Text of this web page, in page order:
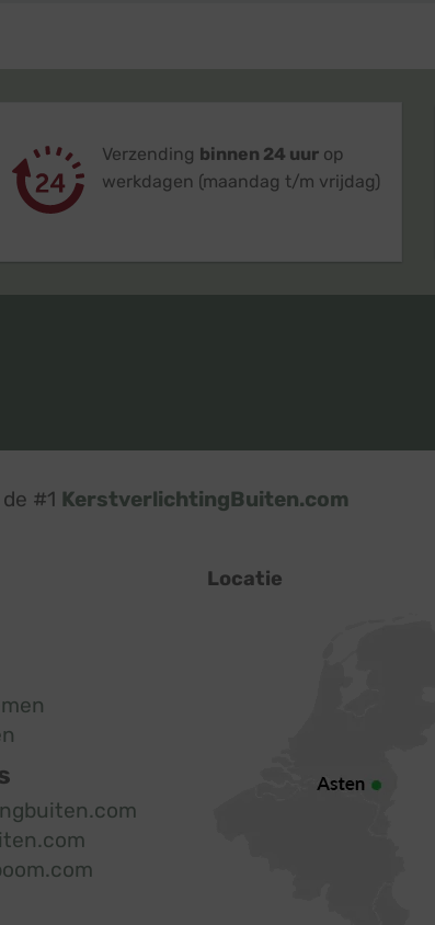
Verzending binnen 24 uurop
werkdagen (maandag t/m vrijdag)
#1 KerstverlichtingBuiten.com
Locatie